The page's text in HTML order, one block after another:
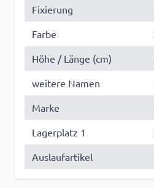
Fixierung
Farbe
Höhe / Länge (cm)
weitere Namen
Marke
Lagerplatz 1
Auslaufartikel